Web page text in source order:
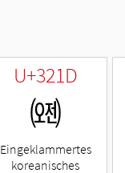
U+321D
㈝
Eingeklammertes
koreanisches